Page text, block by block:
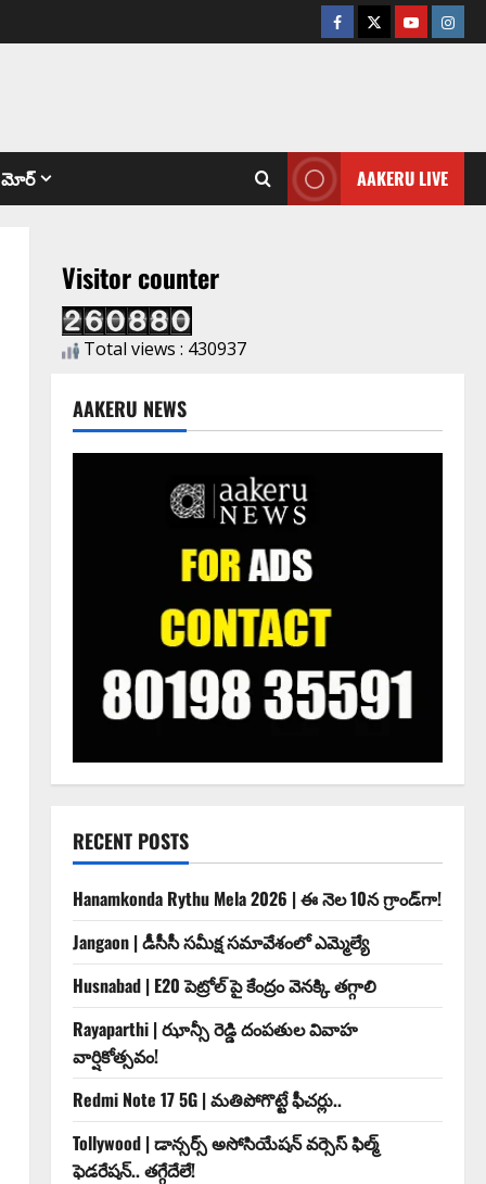
మోర్ AAKERU LIVE
Visitor counter
Total views : 430937
AAKERU NEWS
RECENT POSTS
Hanamkonda Rythu Mela 2026 | ఈ నెల 10న గ్రాండ్‌గా!
Jangaon | డీసీసీ సమీక్ష సమావేశంలో ఎమ్మెల్యే
Husnabad | E20 పెట్రోల్ పై కేంద్రం వెనక్కి తగ్గాలి
Rayaparthi | ఝాన్సీ రెడ్డి దంపతుల వివాహ
వార్షికోత్సవం!
Redmi Note 17 5G | మతిపోగొట్టే ఫీచర్లు..
Tollywood | డాన్సర్స్ అసోసియేషన్ వర్సెస్ ఫిల్మ్
ఫెడరేషన్.. తగ్గేదేలే!